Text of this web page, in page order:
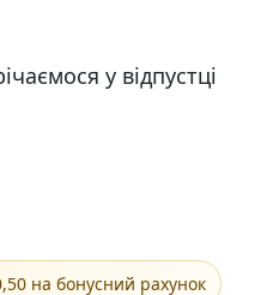
у відпустці
на бонусний рахунок